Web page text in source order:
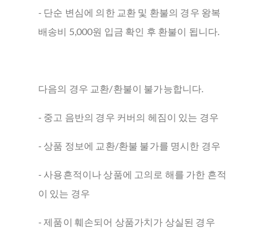
- 단순 변심에 의한 교환 및 환불의 경우 왕복
배송비 5,000원 입금 확인 후 환불이 됩니다.
다음의 경우 교환/환불이 불가능합니다.
- 중고 음반의 경우 커버의 헤짐이 있는 경우
- 상품 정보에 교환/환불 불가를 명시한 경우
- 사용흔적이나 상품에 고의로 해를 가한 흔적
이 있는 경우
- 제품이 훼손되어 상품가치가 상실된 경우